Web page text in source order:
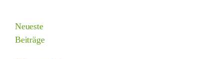
Neueste
Beiträge